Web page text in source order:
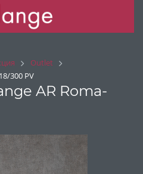
Outlet
300 PV
AR Roma-